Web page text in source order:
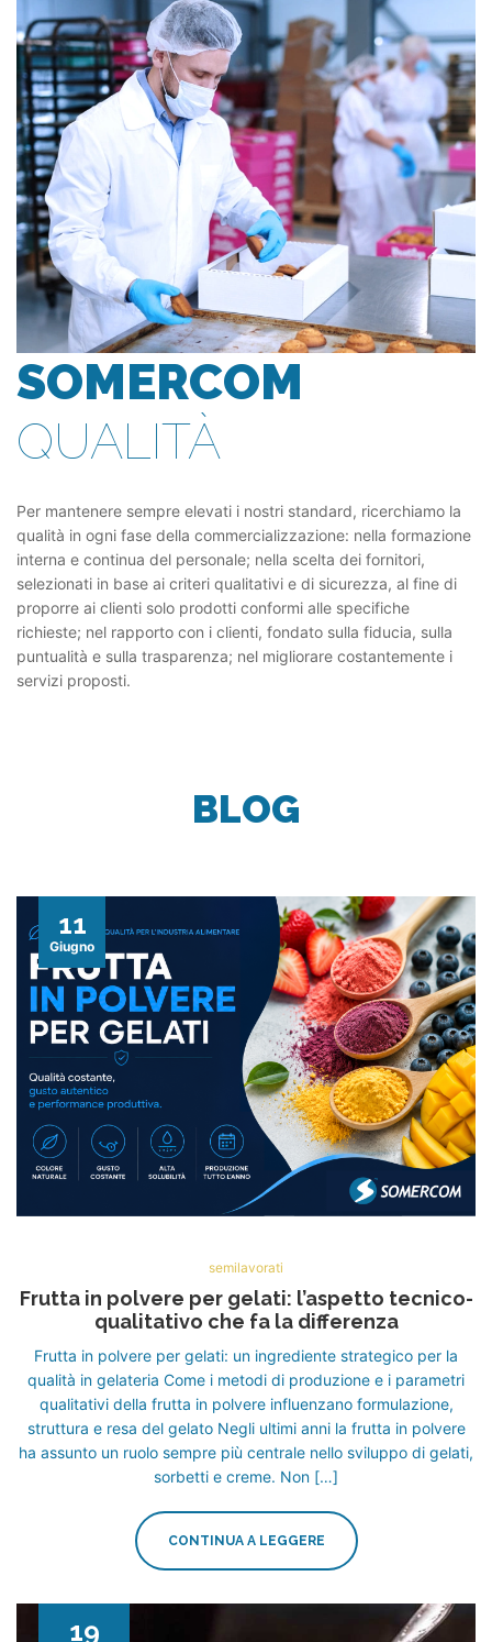
SOMERCOM
QUALITÀ
Per mantenere sempre elevati i nostri standard, ricerchiamo la
qualità in ogni fase della commercializzazione: nella formazione
interna e continua del personale; nella scelta dei fornitori,
selezionati in base ai criteri qualitativi e di sicurezza, al fine di
proporre ai clienti solo prodotti conformi alle specifiche
richieste; nel rapporto con i clienti, fondato sulla fiducia, sulla
puntualità e sulla trasparenza; nel migliorare costantemente i
servizi proposti.
BLOG
semilavorati
Frutta in polvere per gelati: l’aspetto tecnico-
qualitativo che fa la differenza
Frutta in polvere per gelati: un ingrediente strategico per la
qualità in gelateria Come i metodi di produzione e i parametri
qualitativi della frutta in polvere influenzano formulazione,
struttura e resa del gelato Negli ultimi anni la frutta in polvere
ha assunto un ruolo sempre più centrale nello sviluppo di gelati,
sorbetti e creme. Non […]
CONTINUA A LEGGERE
11
Giugno
19